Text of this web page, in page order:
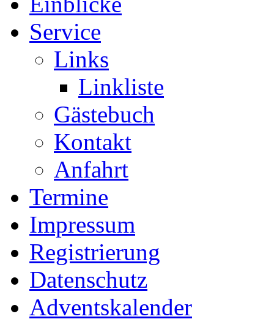
Service
Links
Linkliste
Gästebuch
Kontakt
Anfahrt
Termine
Impressum
Registrierung
Datenschutz
Adventskalender